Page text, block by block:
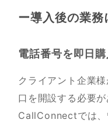
ー導入後の業
電話番号を即日
クライアント企業
口を開設する必要が
CallConnectでは、